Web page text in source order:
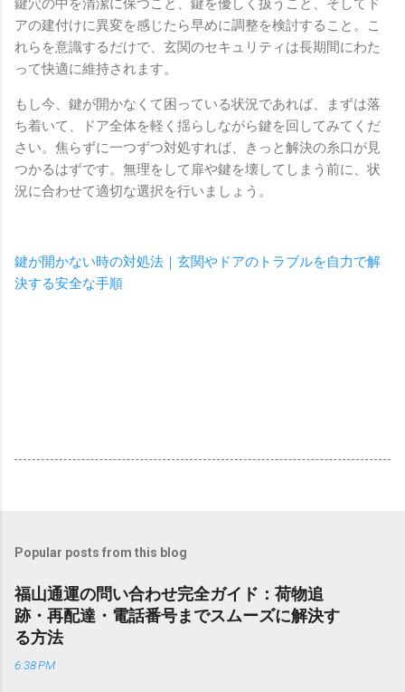
鍵穴の中を清潔に保つこと、鍵を優しく扱うこと、そしてド
アの建付けに異変を感じたら早めに調整を検討すること。こ
れらを意識するだけで、玄関のセキュリティは長期間にわた
って快適に維持されます。
もし今、鍵が開かなくて困っている状況であれば、まずは落
ち着いて、ドア全体を軽く揺らしながら鍵を回してみてくだ
さい。焦らずに一つずつ対処すれば、きっと解決の糸口が見
つかるはずです。無理をして扉や鍵を壊してしまう前に、状
況に合わせて適切な選択を行いましょう。
鍵が開かない時の対処法｜玄関やドアのトラブルを自力で解
決する安全な手順
Popular posts from this blog
福山通運の問い合わせ完全ガイド：荷物追
跡・再配達・電話番号までスムーズに解決す
る方法
6:38 PM